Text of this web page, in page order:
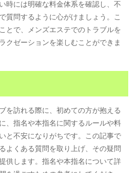
時には明確な料金体系を確認し、不
質問するように心がけましょう。こ
とで、メンズエステでのトラブルを
クゼーションを楽しむことができま
を訪れる際に、初めての方が抱える
、指名や本指名に関するルールや料
と不安になりがちです。この記事で
よくある質問を取り上げ、その疑問
供します。指名や本指名について詳